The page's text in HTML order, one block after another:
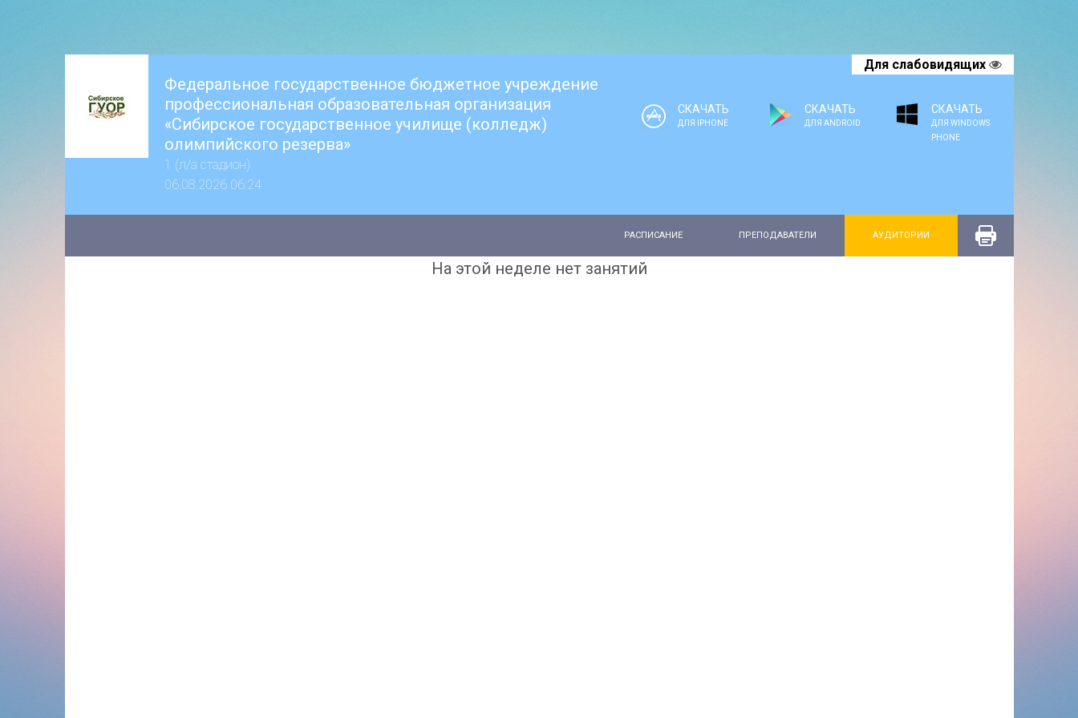
Федеральное государственное бюджетное учреждение
профессиональная образовательная организация
«Сибирское государственное училище (колледж)
олимпийского резерва»
1 (л/а стадион)
06.08.2026 06:24
СКАЧАТЬ
ДЛЯ IPHONE
СКАЧАТЬ
ДЛЯ ANDROID
СКАЧАТЬ
ДЛЯ WINDOWS
PHONE
Для слабовидящих
РАСПИСАНИЕ ПРЕПОДАВАТЕЛИ АУДИТОРИИ
На этой неделе нет занятий